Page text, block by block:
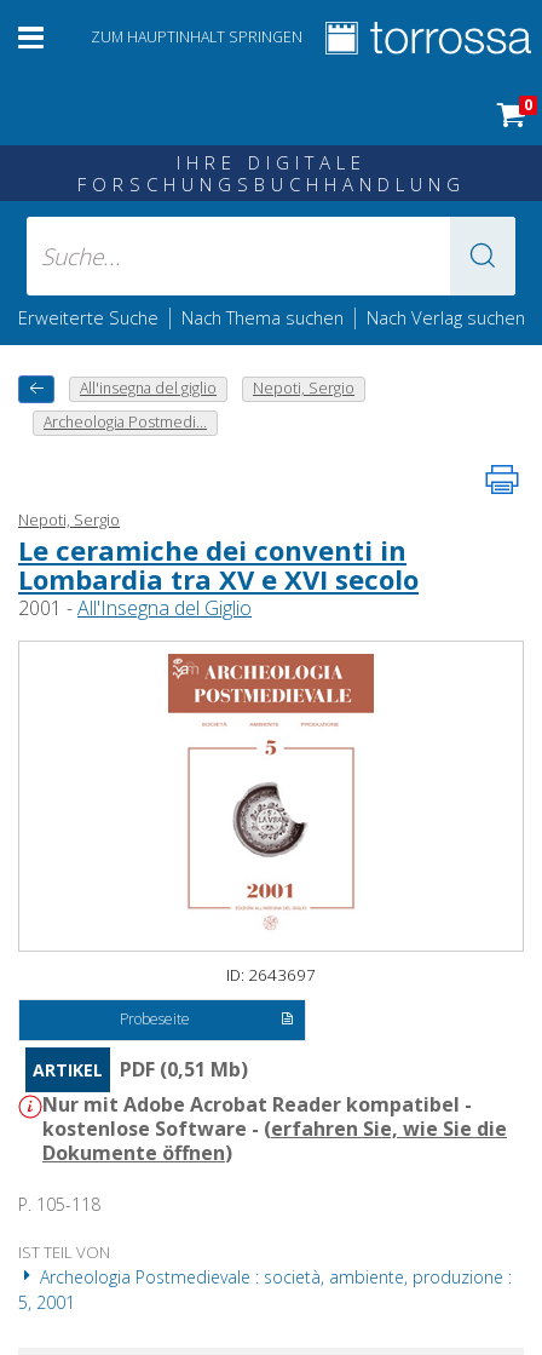
ZUM HAUPTINHALT SPRINGEN
0
IHRE DIGITALE
FORSCHUNGSBUCHHANDLUNG
Erweiterte Suche | Nach Thema suchen | Nach Verlag suchen
All'insegna del giglio
Nepoti, Sergio
Archeologia Postmedi...
Nepoti, Sergio
Le ceramiche dei conventi in
Lombardia tra XV e XVI secolo
2001 -All'Insegna del Giglio
ID: 2643697
Probeseite
ARTIKEL
PDF (0,51 Mb)
Nur mit Adobe Acrobat Reader kompatibel -
kostenlose Software - (erfahren Sie, wie Sie die
Dokumente öffnen)
P. 105-118
IST TEIL VON
Archeologia Postmedievale : società, ambiente, produzione :
5, 2001